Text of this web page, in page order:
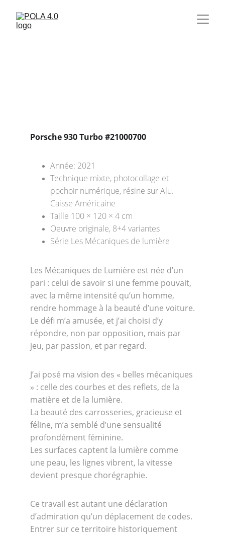
Porsche 930 Turbo #21000700
Année: 2021
Technique mixte, photocollage et
pochoir numérique, résine sur Alu.
Caisse Américaine
Taille 100 × 120 × 4 cm
Oeuvre originale, 8+4 variantes
Série Les Mécaniques de lumière
Les Mécaniques de Lumière est née d’un
pari : celui de savoir si une femme pouvait,
avec la même intensité qu’un homme,
rendre hommage à la beauté d’une voiture.
Le défi m’a amusée, et j’ai choisi d’y
répondre, non par opposition, mais par
jeu, par passion, et par regard.
J’ai posé ma vision des « belles mécaniques
» : celle des courbes et des reflets, de la
matière et de la lumière.
La beauté des carrosseries, gracieuse et
féline, m’a semblé d’une sensualité
profondément féminine.
Les surfaces captent la lumière comme
une peau, les lignes vibrent, la vitesse
devient presque chorégraphie.
Ce travail est autant une déclaration
d’admiration qu’un déplacement de codes.
Entrer sur ce territoire historiquement